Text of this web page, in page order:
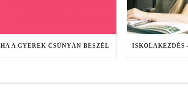
HA A GYEREK CSÚNYÁN BESZÉL